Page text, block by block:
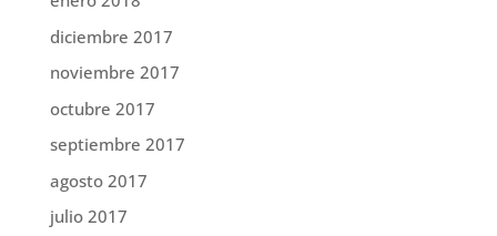
diciembre 2017
noviembre 2017
octubre 2017
septiembre 2017
agosto 2017
julio 2017